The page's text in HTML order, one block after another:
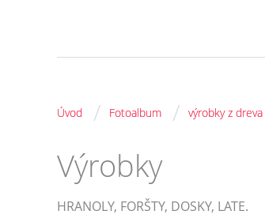
Úvod / Fotoalbum / výrobky z dreva
Výrobky
HRANOLY, FORŠTY, DOSKY, LATE.